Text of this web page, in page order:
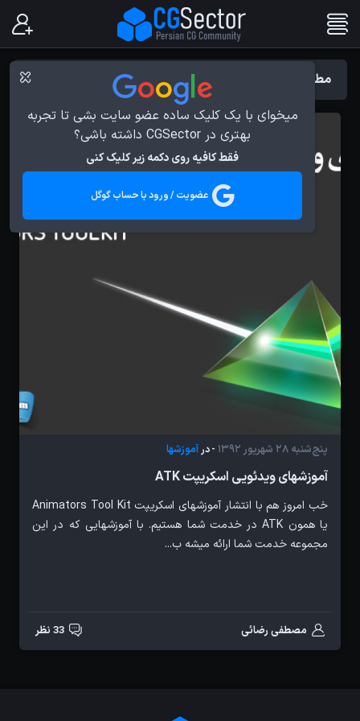
میخوای با یک کلیک ساده عضو سایت بشی تا تجربه
بهتری در CGSector داشته باشی؟
فقط کافیه روی دکمه زیر کلیک کنی
عضویت / ورود با حساب گوگل
مطالب با برچسب : آموزش Animators Tool Kit
پنج‌شنبه 28 شهریور 1392 - درآموزشها
آموزشهای ویدئویی اسکریپت ATK
خب امروز هم با انتشار آموزشهای اسکریپت Animators Tool Kit
یا همون ATK در خدمت شما هستیم. با آموزشهایی که در این
مجموعه خدمت شما ارائه میشه ب...
مصطفی رضائی 33 نظر